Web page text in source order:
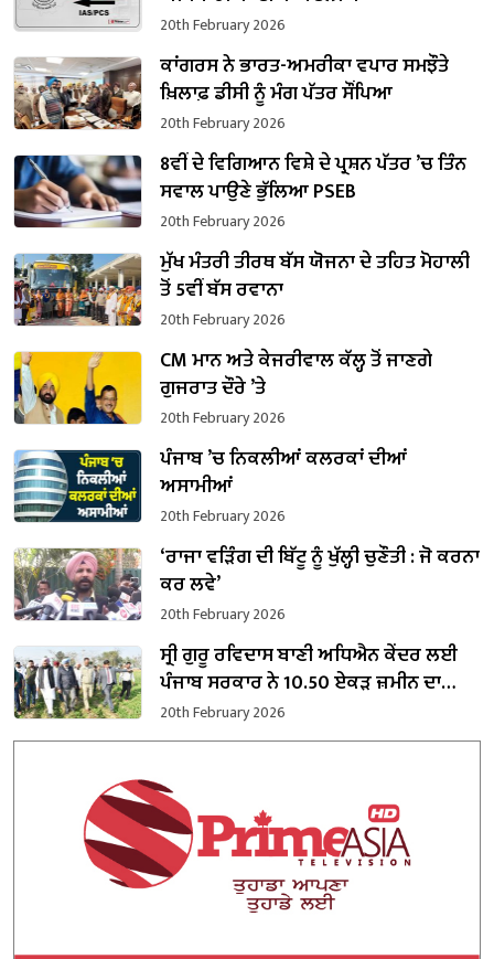
20th February 2026
ਕਾਂਗਰਸ ਨੇ ਭਾਰਤ-ਅਮਰੀਕਾ ਵਪਾਰ ਸਮਝੌਤੇ
ਖ਼ਿਲਾਫ਼ ਡੀਸੀ ਨੂੰ ਮੰਗ ਪੱਤਰ ਸੌਂਪਿਆ
20th February 2026
8ਵੀਂ ਦੇ ਵਿਗਿਆਨ ਵਿਸ਼ੇ ਦੇ ਪ੍ਰਸ਼ਨ ਪੱਤਰ ’ਚ ਤਿੰਨ
ਸਵਾਲ ਪਾਉਣੇ ਭੁੱਲਿਆ PSEB
20th February 2026
ਮੁੱਖ ਮੰਤਰੀ ਤੀਰਥ ਬੱਸ ਯੋਜਨਾ ਦੇ ਤਹਿਤ ਮੋਹਾਲੀ
ਤੋਂ 5ਵੀਂ ਬੱਸ ਰਵਾਨਾ
20th February 2026
CM ਮਾਨ ਅਤੇ ਕੇਜਰੀਵਾਲ ਕੱਲ੍ਹ ਤੋਂ ਜਾਣਗੇ
ਗੁਜਰਾਤ ਦੌਰੇ ’ਤੇ
20th February 2026
ਪੰਜਾਬ ’ਚ ਨਿਕਲੀਆਂ ਕਲਰਕਾਂ ਦੀਆਂ
ਅਸਾਮੀਆਂ
20th February 2026
‘ਰਾਜਾ ਵੜਿੰਗ ਦੀ ਬਿੱਟੂ ਨੂੰ ਖੁੱਲ੍ਹੀ ਚੁਣੌਤੀ : ਜੋ ਕਰਨਾ
ਕਰ ਲਵੇ’
20th February 2026
ਸ੍ਰੀ ਗੁਰੂ ਰਵਿਦਾਸ ਬਾਣੀ ਅਧਿਐਨ ਕੇਂਦਰ ਲਈ
ਪੰਜਾਬ ਸਰਕਾਰ ਨੇ 10.50 ਏਕੜ ਜ਼ਮੀਨ ਦਾ
ਕਬਜ਼ਾ ਲਿਆ
20th February 2026